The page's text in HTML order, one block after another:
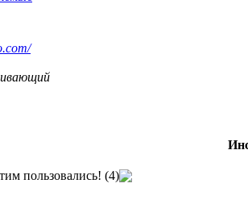
пользовались! (4)